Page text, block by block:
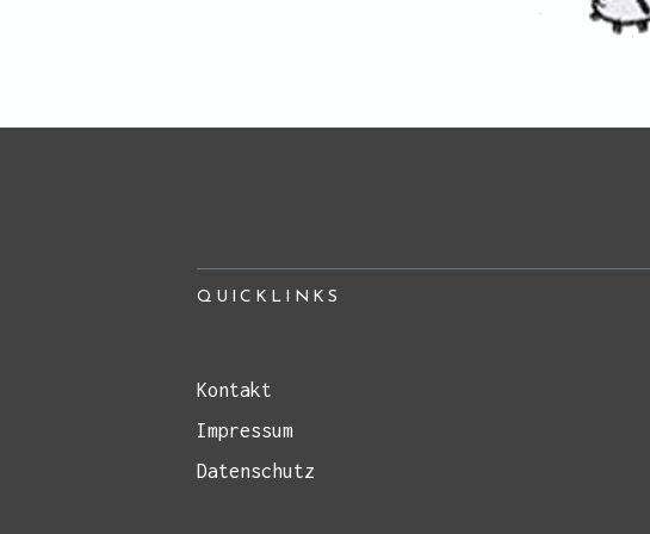
QUICKLINKS
Kontakt
Impressum
Datenschutz